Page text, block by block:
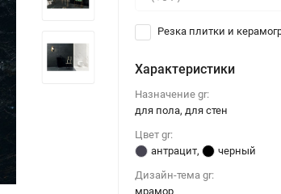
Резка плитки и
Характеристики
Назначение gr:
для пола, для стен
Цвет gr:
антрацит,
черный
Дизайн-тема gr:
мрамор